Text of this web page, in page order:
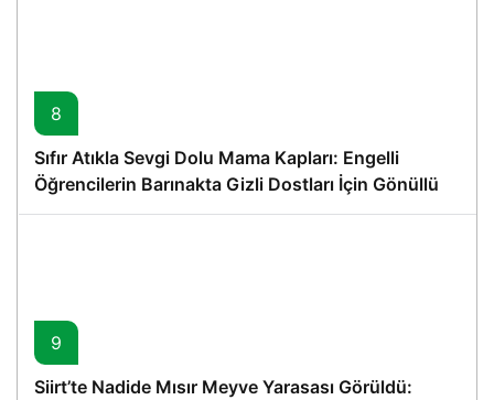
8
Sıfır Atıkla Sevgi Dolu Mama Kapları: Engelli
Öğrencilerin Barınakta Gizli Dostları İçin Gönüllü
Proje
9
Siirt’te Nadide Mısır Meyve Yarasası Görüldü: